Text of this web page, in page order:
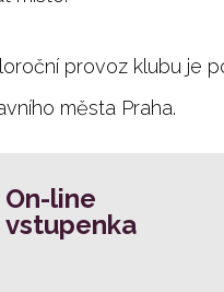
provoz klubu je
města Praha.
On-line
vstupenka